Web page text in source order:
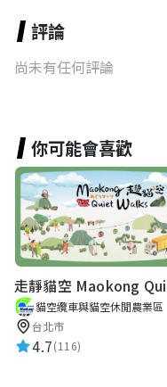
評論
尚未有任何評論
你可能會喜歡
貓空纜車與貓空休閒農業區
台北市
4.7(116)